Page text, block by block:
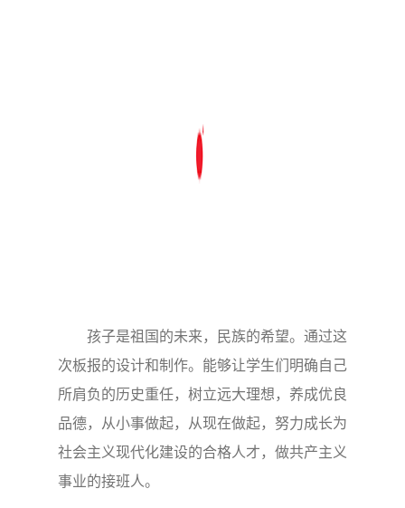
孩子是祖国的未来，民族的希望。通过这
次板报的设计和制作。能够让学生们明确自己
所肩负的历史重任，树立远大理想，养成优良
品德，从小事做起，从现在做起，努力成长为
社会主义现代化建设的合格人才，做共产主义
事业的接班人。